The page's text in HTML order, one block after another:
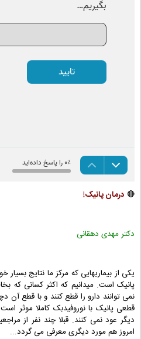
🔴 درمان پانیک!
دکتر مهدی دهقانی
یکی از بیماریهایی که مرکز ما نتایج
پانیک است. میدانیم که اکثر کسانی که
نمی توانند دارو را قطع کنند و با قطع آن
قطعی پانیک با نوروفیدبک کاملا موثر
دیگر عود نمی کنند. قبلا چند نفر از
امروز هم مورد دیگری معرفی می گردد...